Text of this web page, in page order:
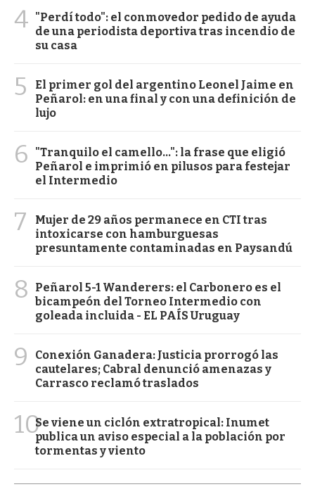
4 "Perdí todo": el conmovedor pedido de ayuda
de una periodista deportiva tras incendio de
su casa
5
El primer gol del argentino Leonel Jaime en
Peñarol: en una final y con una definición de
lujo
6
"Tranquilo el camello...": la frase que eligió
Peñarol e imprimió en pilusos para festejar
el Intermedio
7
Mujer de 29 años permanece en CTI tras
intoxicarse con hamburguesas
presuntamente contaminadas en Paysandú
8
Peñarol 5-1 Wanderers: el Carbonero es el
bicampeón del Torneo Intermedio con
goleada incluida - EL PAÍS Uruguay
9
Conexión Ganadera: Justicia prorrogó las
cautelares; Cabral denunció amenazas y
Carrasco reclamó traslados
10Se viene un ciclón extratropical: Inumet
publica un aviso especial a la población por
tormentas y viento